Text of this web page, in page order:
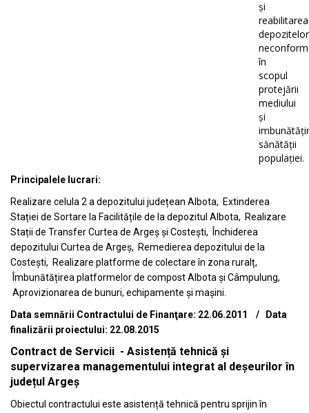
și
reabilitarea
depozitelor
în
scopul
protejării
mediului
și
sănătății
populației.
Principalele lucrari:
Realizare celula 2 a depozitului județean Albota, Extinderea
Stației de Sortare la Facilitățile de la depozitul Albota, Realizare
Stații de Transfer Curtea de Argeș și Costești, Închiderea
depozitului Curtea de Argeș, Remedierea depozitului de la
Costești, Realizare platforme de colectare în zona ruralț,
Îmbunătățirea platformelor de compost Albota și Câmpulung,
Aprovizionarea de bunuri, echipamente și mașini.
Data semnării Contractului de Finanţare: 22.06.2011 / Data
finalizării proiectului: 22.08.2015
Contract de Servicii - Asistență tehnică și
supervizarea managementului integrat al deșeurilor în
județul Argeș
Obiectul contractului este asistență tehnică pentru sprijin în